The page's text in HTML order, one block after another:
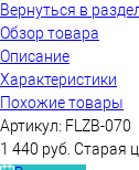
Вернуться в
Обзор товара
Описание
Характеристики
Похожие товары
Артикул: FLZB-070
1 440 руб. Старая